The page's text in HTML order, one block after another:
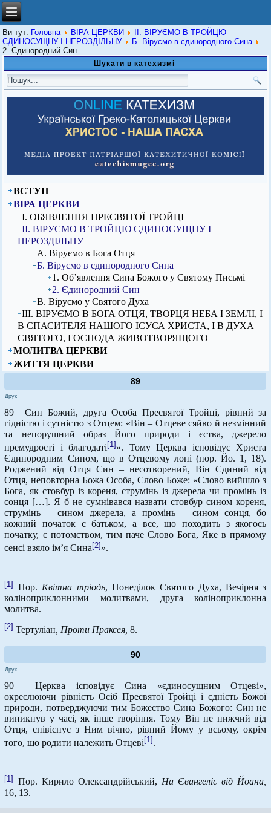
Ви тут: Головна ВІРА ЦЕРКВИ
ІІ. ВІРУЄМО В ТРОЙЦЮ
ЄДИНОСУЩНУ І НЕРОЗДІЛЬНУ
Б. Віруємо в єдинородного Сина
2. Єдинородний Син
Шукати в катехизмі
ВСТУП
ВІРА ЦЕРКВИ
I. ОБЯВЛЕННЯ ПРЕСВЯТОЇ ТРОЙЦІ
ІІ. ВІРУЄМО В ТРОЙЦЮ ЄДИНОСУЩНУ І
НЕРОЗДІЛЬНУ
А. Віруємо в Бога Отця
Б. Віруємо в єдинородного Сина
1. Об’явлення Сина Божого у Святому Письмі
2. Єдинородний Син
В. Віруємо у Святого Духа
ІІІ. ВІРУЄМО В БОГА ОТЦЯ, ТВОРЦЯ НЕБА І ЗЕМЛІ, І
В СПАСИТЕЛЯ НАШОГО ІСУСА ХРИСТА, І В ДУХА
СВЯТОГО, ГОСПОДА ЖИВОТВОРЯЩОГО
МОЛИТВА ЦЕРКВИ
ЖИТТЯ ЦЕРКВИ
89
Друк
89 Син Божий, друга Особа Пресвятої Тройці, рівний за
гідністю і сутністю з Отцем: «Він – Отцеве сяйво й незмінний
та непорушний образ Його природи і єства, джерело
премудрості і благодаті [1] ». Тому Церква ісповідує Христа
Єдинородним Сином, що в Отцевому лоні (пор. Йо. 1, 18).
Роджений від Отця Син – несотворений, Він Єдиний від
Отця, неповторна Божа Особа, Слово Боже: «Слово вийшло з
Бога, як стовбур із кореня, струмінь із джерела чи промінь із
сонця […]. Я б не сумнівався назвати стовбур сином кореня,
струмінь – сином джерела, а промінь – сином сонця, бо
кожний початок є батьком, а все, що походить з якогось
початку, є потомством, тим паче Слово Бога, Яке в прямому
сенсі взяло ім’я Сина[2]».
[1] Пор. Квітна тріодь, Понеділок Святого Духа, Вечірня з
коліноприклонними молитвами, друга коліноприклонна
молитва.
[2] Тертуліан , Проти Праксея,8.
90
Друк
90 Церква ісповідує Сина «єдиносущним Отцеві»,
окреслюючи рівність Осіб Пресвятої Тройці і єдність Божої
природи, потверджуючи тим Божество Сина Божого: Син не
виникнув у часі, як інше творіння. Тому Він не нижчий від
Отця, співіснує з Ним вічно, рівний Йому у всьому, окрім
того, що родити належить Отцеві [1] .
[1] Пор. Кирило Олександрійський,На Євангеліє від Йоана,
16, 13.